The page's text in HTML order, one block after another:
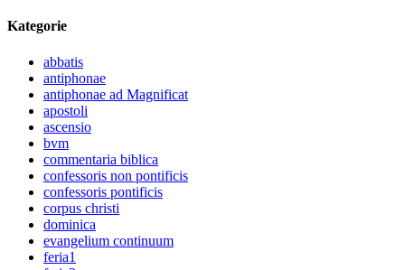
Kategorie
abbatis
antiphonae
antiphonae ad Magnificat
apostoli
ascensio
bvm
commentaria biblica
confessoris non pontificis
confessoris pontificis
corpus christi
dominica
evangelium continuum
feria1